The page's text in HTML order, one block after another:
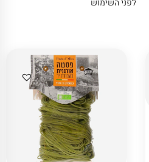
לפני השימוש